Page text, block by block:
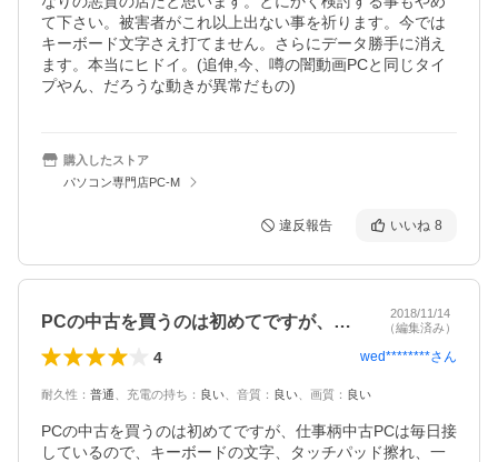
て下さい。被害者がこれ以上出ない事を祈ります。今では
キーボード文字さえ打てません。さらにデータ勝手に消え
ます。本当にヒドイ。(追伸,今、噂の闇動画PCと同じタイ
プやん、だろうな動きが異常だもの)
購入したストア
パソコン専門店PC-M
違反報告 いいね 8
PCの中古を買うのは初めてですが、仕事…
2018/11/14
（編集済み）
4 wed********さん
耐久性 ： 普通 充電の持ち ： 良い 音質 ： 良い 画質 ： 良い
PCの中古を買うのは初めてですが、仕事柄中古PCは毎日接
しているので、キーボードの文字、タッチパッド擦れ、一